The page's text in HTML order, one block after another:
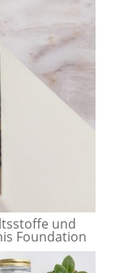
und
Foundation